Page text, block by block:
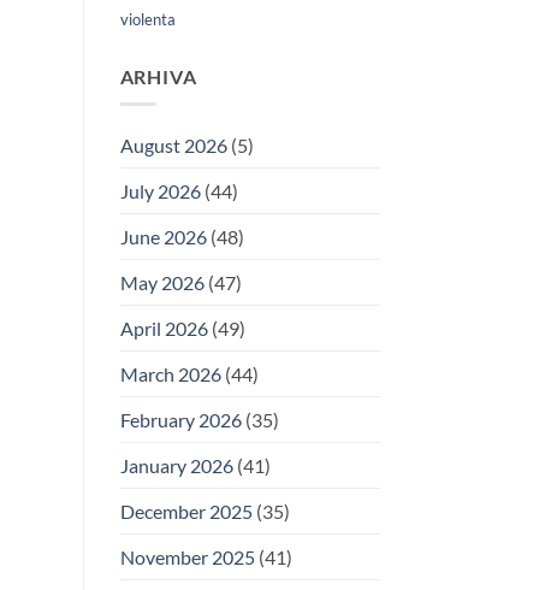
violenta
ARHIVA
August 2026(5)
July 2026(44)
June 2026(48)
May 2026(47)
April 2026(49)
March 2026(44)
February 2026(35)
January 2026(41)
December 2025(35)
November 2025(41)